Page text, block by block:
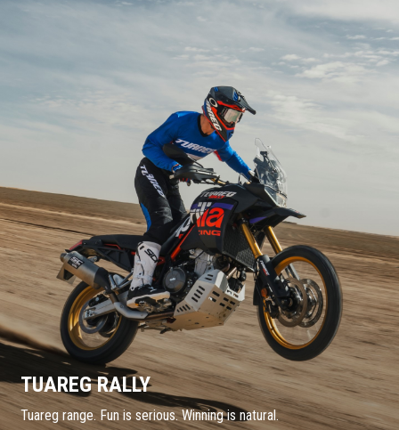
TUAREG RALLY
Tuareg range. Fun is serious. Winning is natural.